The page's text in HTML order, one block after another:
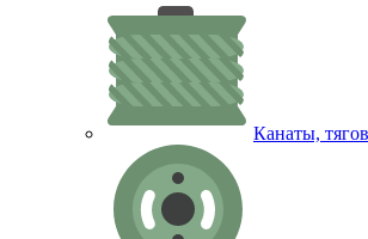
Канаты,